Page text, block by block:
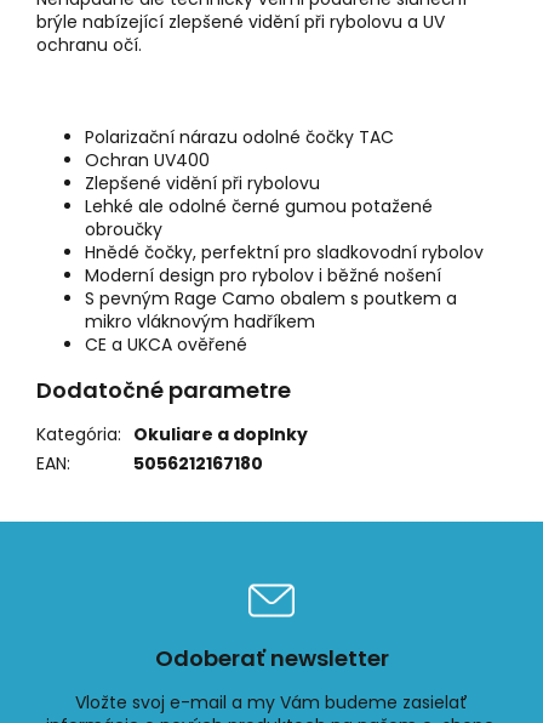
brýle nabízející zlepšené vidění při rybolovu a UV
ochranu očí.
Polarizační nárazu odolné čočky TAC
Ochran UV400
Zlepšené vidění při rybolovu
Lehké ale odolné černé gumou potažené
obroučky
Hnědé čočky, perfektní pro sladkovodní rybolov
Moderní design pro rybolov i běžné nošení
S pevným Rage Camo obalem s poutkem a
mikro vláknovým hadříkem
CE a UKCA ověřené
Dodatočné parametre
Kategória: Okuliare a doplnky
EAN: 5056212167180
Odoberať newsletter
Vložte svoj e-mail a my Vám budeme zasielať